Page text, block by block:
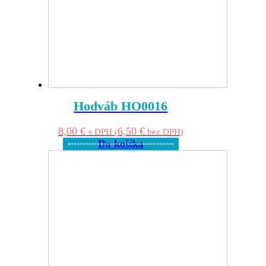
Hodváb HO0016
8,00 € s DPH (6,50 €bez DPH)
Do košíka